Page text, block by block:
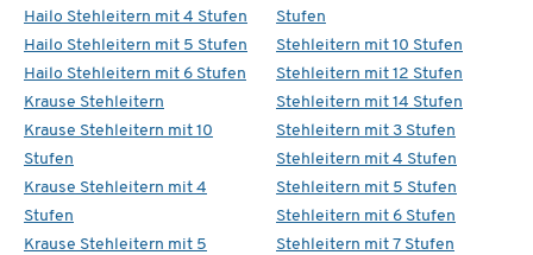
Hailo Stehleitern mit 4 Stufen
Hailo Stehleitern mit 5 Stufen
Hailo Stehleitern mit 6 Stufen
Krause Stehleitern
Krause Stehleitern mit 10
Stufen
Krause Stehleitern mit 4
Stufen
Krause Stehleitern mit 5
Stufen
Stehleitern mit 10 Stufen
Stehleitern mit 12 Stufen
Stehleitern mit 14 Stufen
Stehleitern mit 3 Stufen
Stehleitern mit 4 Stufen
Stehleitern mit 5 Stufen
Stehleitern mit 6 Stufen
Stehleitern mit 7 Stufen